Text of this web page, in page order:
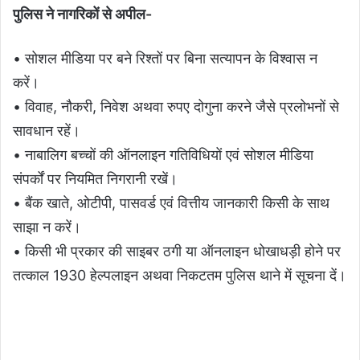
पुलिस ने नागरिकों से अपील-
• सोशल मीडिया पर बने रिश्तों पर बिना सत्यापन के विश्वास न
करें।
• विवाह, नौकरी, निवेश अथवा रुपए दोगुना करने जैसे प्रलोभनों से
सावधान रहें।
• नाबालिग बच्चों की ऑनलाइन गतिविधियों एवं सोशल मीडिया
संपर्कों पर नियमित निगरानी रखें।
• बैंक खाते, ओटीपी, पासवर्ड एवं वित्तीय जानकारी किसी के साथ
साझा न करें।
• किसी भी प्रकार की साइबर ठगी या ऑनलाइन धोखाधड़ी होने पर
तत्काल 1930 हेल्पलाइन अथवा निकटतम पुलिस थाने में सूचना दें।